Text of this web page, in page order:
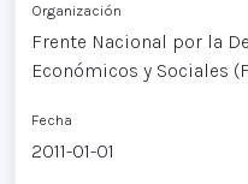
Organización
Frente Nacional por la
Económicos y Sociales
Fecha
2011-01-01